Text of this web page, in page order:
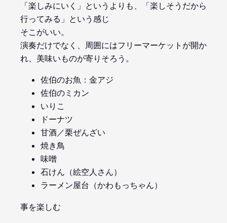
「楽しみにいく」というよりも、「楽しそうだから
行ってみる」という感じ
そこがいい。
演奏だけでなく、周囲にはフリーマーケットが開か
れ、美味いものが寄りそろう。
佐伯のお魚：金アジ
佐伯のミカン
いりこ
ドーナツ
甘酒／栗ぜんざい
焼き鳥
味噌
石けん（絵空人さん）
ラーメン屋台（かわもっちゃん）
事を楽しむ